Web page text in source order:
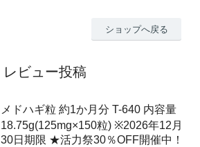
ショップへ戻る
レビュー投稿
メドハギ粒 約1か月分 T-640 内容量
18.75g(125mg×150粒) ※2026年12月
30日期限 ★活力祭30％OFF開催中！